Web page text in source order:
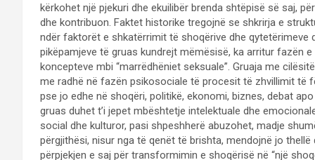
kërkohet një pjekuri dhe ekuilibër brenda shtëpisë së saj,
dhe kontribuon. Faktet historike tregojnë se shkrirja e
ndër faktorët e shkatërrimit të shoqërive dhe qytetërimeve
pikëpamjeve të gruas kundrejt mëmësisë, ka arritur fazën
koncepteve mbi “marrëdhëniet seksuale”. Gruaja me
me radhë në fazën psikosociale të procesit të zhvillimit të
pse jo edhe në shoqëri, politikë, ekonomi, biznes, debat
gruas duhet t’i jepet mbështetje intelektuale dhe
social dhe kulturor, pasi shpeshherë abuzohet, madje
përgjithësi, nisur nga të qenët të brishta, mendojnë jo
përpjekjen e saj për transformimin e shoqërisë në “një